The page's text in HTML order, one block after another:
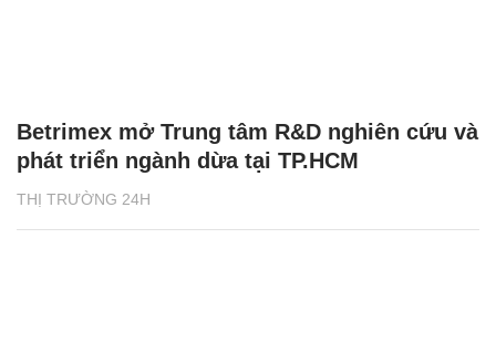
THỊ TRƯỜNG 24H
Betrimex mở Trung tâm R&D nghiên cứu và
phát triển ngành dừa tại TP.HCM